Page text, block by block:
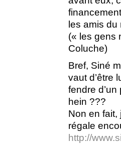
les amis
(« les gens
Coluche)
Bref, Siné
vaut d’être
fendre
hein ???
Non en fait,
régale
http://